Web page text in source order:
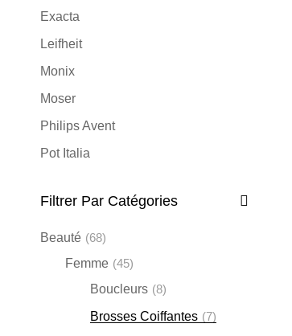
Exacta
Leifheit
Monix
Moser
Philips Avent
Pot Italia
Russell Hobbs
Silampos
Soehnle
Filtrer Par Catégories
Beauté (68)
Femme (45)
Boucleurs (8)
Brosses Coiffantes (7)